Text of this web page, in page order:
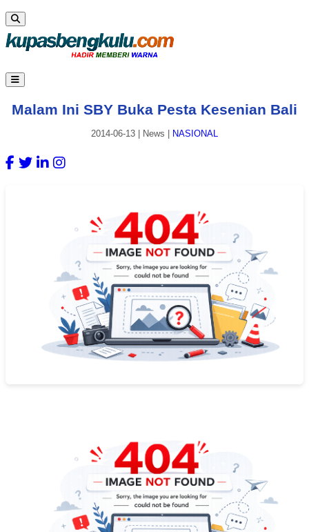
Malam Ini SBY Buka Pesta Kesenian Bali
2014-06-13 News NASIONAL